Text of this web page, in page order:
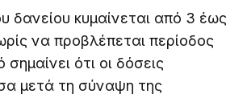
δανείου κυμαίνεται από 3 έως
να προβλέπεται περίοδος
ότι οι δόσεις
μετά τη σύναψη της